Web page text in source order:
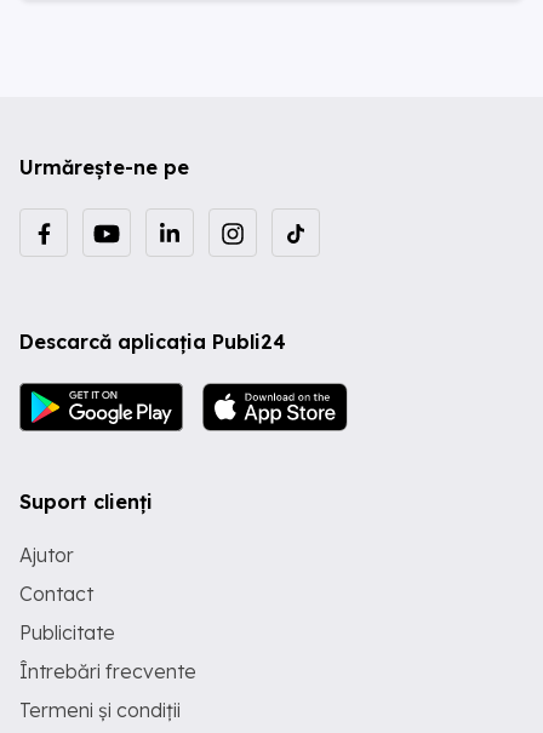
Urmărește-ne pe
Descarcă aplicația Publi24
Suport clienți
Ajutor
Contact
Publicitate
Întrebări frecvente
Termeni și condiții